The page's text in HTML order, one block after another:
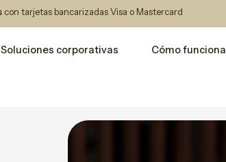
con tarjetas bancarizadas Visa o Mastercard
Soluciones corporativas Cómo funciona